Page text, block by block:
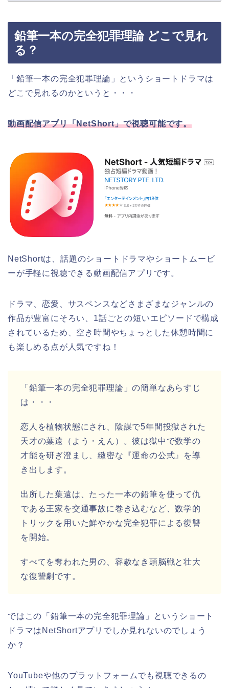
鉛筆一本の完全犯罪理論 どこで見れ
る？
「鉛筆一本の完全犯罪理論」というショートドラマは
どこで見れるのかというと・・・
動画配信アプリ「NetShort」で視聴可能です。
NetShortは、話題のショートドラマやショートムービ
ーが手軽に視聴できる動画配信アプリです。
ドラマ、恋愛、サスペンスなどさまざまなジャンルの
作品が豊富にそろい、1話ごとの短いエピソードで構成
されているため、空き時間やちょっとした休憩時間に
も楽しめる点が人気ですね！
「鉛筆一本の完全犯罪理論」の簡単なあらすじ
は・・・
恋人を植物状態にされ、陰謀で5年間投獄された
天才の葉遠（よう・えん）。彼は獄中で数学の
才能を研ぎ澄まし、緻密な『運命の公式』を導
き出します。
出所した葉遠は、たった一本の鉛筆を使って仇
である王家を交通事故に巻き込むなど、数学的
トリックを用いた鮮やかな完全犯罪による復讐
を開始。
すべてを奪われた男の、容赦なき頭脳戦と壮大
な復讐劇です。
ではこの「鉛筆一本の完全犯罪理論」 という ショート
ドラマはNetShortアプリでしか見れないのでしょう
か？
YouTubeや他のプラットフォームでも視聴できるの